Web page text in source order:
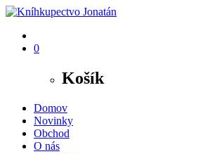
0
Košík
Domov
Novinky
Obchod
O nás